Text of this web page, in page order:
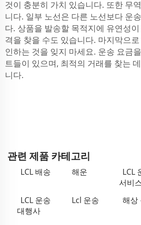
것이 충분히 가치 있습니다. 또한 무
니다. 일부 노선은 다른 노선보다 운
다. 상품을 발송할 목적지에 유연성
격을 찾을 수도 있습니다. 마지막으
인하는 것을 잊지 마세요. 운송 요금
트들이 있으며, 최적의 거래를 찾는
니다.
관련 제품 카테고리
LCL 배송 해운
LCL
서비
LCL 운송
대행사
Lcl 운송 해상